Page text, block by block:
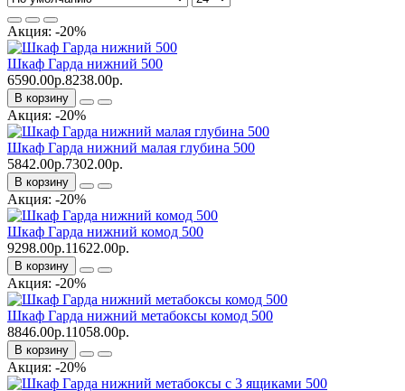
Акция: -20%
Шкаф Гарда нижний 500
6590.00р.8238.00р.
В корзину
Акция: -20%
Шкаф Гарда нижний малая глубина 500
5842.00р.7302.00р.
В корзину
Акция: -20%
Шкаф Гарда нижний комод 500
9298.00р.11622.00р.
В корзину
Акция: -20%
Шкаф Гарда нижний метабоксы комод 500
8846.00р.11058.00р.
В корзину
Акция: -20%